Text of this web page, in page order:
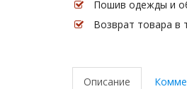
Пошив одежды и
Возврат товара в
Описание